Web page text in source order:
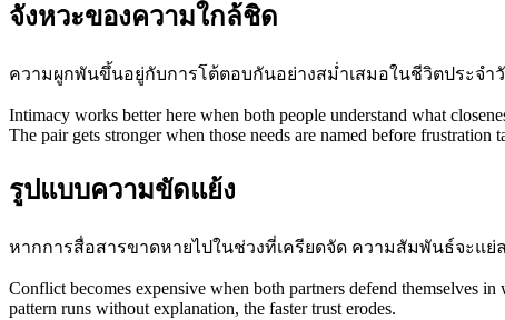
จังหวะของความใกล้ชิด
ความผูกพันขึ้นอยู่กับการโต้ตอบกันอย่างสม่ำเสมอในชีวิตประจำ
Intimacy works better here when both people understand what
The pair gets stronger when those needs are named before frustration
รูปแบบความขัดแย้ง
หากการสื่อสารขาดหายไปในช่วงที่เครียดจัด ความสัมพันธ์จะแย่ล
Conflict becomes expensive when both partners defend themselves
pattern runs without explanation, the faster trust erodes.